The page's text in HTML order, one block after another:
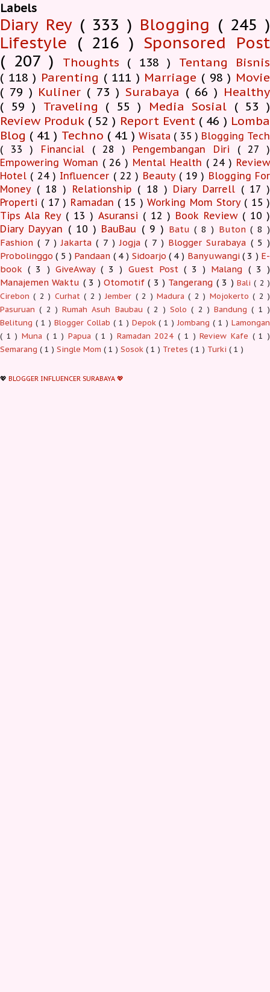
Labels
Diary Rey ( 333 ) Blogging ( 245 )
Lifestyle ( 216 ) Sponsored Post
( 207 )
Thoughts ( 138 )
Tentang Bisnis
( 118 ) Parenting ( 111 ) Marriage ( 98 ) Movie
( 79 ) Kuliner ( 73 ) Surabaya ( 66 ) Healthy
( 59 ) Traveling ( 55 ) Media Sosial ( 53 )
Review Produk ( 52 ) Report Event ( 46 ) Lomba
Blog ( 41 ) Techno ( 41 ) Wisata ( 35 ) Blogging Tech
( 33 )
Financial ( 28 ) Pengembangan Diri ( 27 )
Empowering Woman ( 26 ) Mental Health ( 24 ) Review
Hotel ( 24 ) Influencer ( 22 ) Beauty ( 19 ) Blogging For
Money ( 18 ) Relationship ( 18 ) Diary Darrell ( 17 )
Properti ( 17 ) Ramadan ( 15 ) Working Mom Story ( 15 )
Tips Ala Rey ( 13 ) Asuransi ( 12 ) Book Review ( 10 )
Diary Dayyan ( 10 ) BauBau ( 9 ) Batu( 8 ) Buton( 8 )
Fashion( 7 ) Jakarta( 7 ) Jogja( 7 ) Blogger Surabaya ( 5 )
Probolinggo( 5 ) Pandaan ( 4 ) Sidoarjo ( 4 ) Banyuwangi( 3 ) E-
book( 3 ) GiveAway ( 3 ) Guest Post ( 3 ) Malang ( 3 )
Manajemen Waktu ( 3 ) Otomotif( 3 ) Tangerang ( 3 ) Bali( 2 )
Cirebon( 2 ) Curhat( 2 ) Jember ( 2 ) Madura( 2 ) Mojokerto( 2 )
Pasuruan( 2 ) Rumah Asuh Baubau( 2 ) Solo( 2 ) Bandung( 1 )
Belitung ( 1 ) Blogger Collab ( 1 ) Depok( 1 ) Jombang( 1 ) Lamongan
( 1 ) Muna ( 1 ) Papua ( 1 ) Ramadan 2024( 1 ) Review Kafe ( 1 )
Semarang ( 1 ) Single Mom ( 1 ) Sosok ( 1 ) Tretes ( 1 ) Turki ( 1 )
💖 BLOGGER INFLUENCER SURABAYA 💖